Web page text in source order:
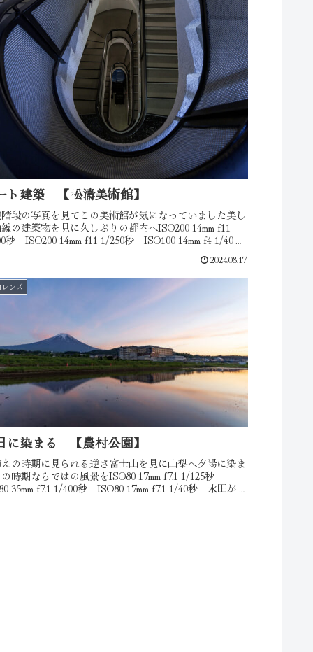
ト建築 【松濤美術館】
段の写真を見てこの美術館が気になっていました美し
の建築物を見に久しぶりの都内へISO200 14mm f11
秒 ISO200 14mm f11 1/250秒 ISO100 14mm f4 1/4000
2024.08.17
ンズ
に染まる 【農村公園】
の時期に見られる逆さ富士山を見に山梨へ夕陽に染ま
時期ならではの風景をISO80 17mm f7.1 1/125秒
35mm f7.1 1/400秒 ISO80 17mm f7.1 1/40秒 水田が綺